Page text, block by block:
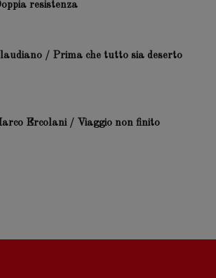
2023 Pulp Magazine –
Magazine – registrazione
resistenza
/ Prima che tutto sia deserto
Ercolani / Viaggio non finito